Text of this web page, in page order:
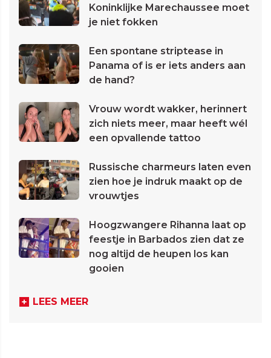
Koninklijke Marechaussee moet
je niet fokken
Een spontane striptease in
Panama of is er iets anders aan
de hand?
Vrouw wordt wakker, herinnert
zich niets meer, maar heeft wél
een opvallende tattoo
Russische charmeurs laten even
zien hoe je indruk maakt op de
vrouwtjes
Hoogzwangere Rihanna laat op
feestje in Barbados zien dat ze
nog altijd de heupen los kan
gooien
LEES MEER